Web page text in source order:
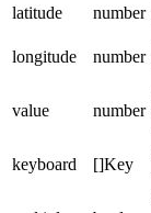
latitude
number
longitude
number
value number
keyboard []Key